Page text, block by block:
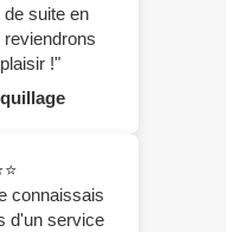
suite en
!"
connaissais
d'un service